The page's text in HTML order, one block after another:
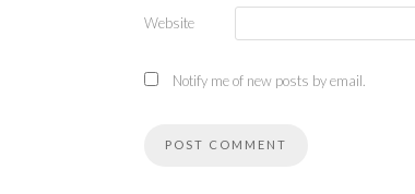
Website
Notify me of new posts by email.